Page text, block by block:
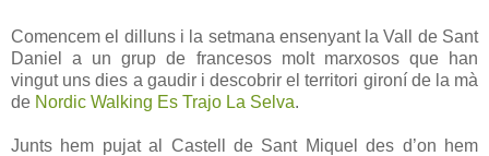
Comencem el dilluns i la setmana ensenyant la Vall de Sant
Daniel a un grup de francesos molt marxosos que han
vingut uns dies a gaudir i descobrir el territori gironí de la mà
de Nordic Walking Es Trajo La Selva.
Junts hem pujat al Castell de Sant Miquel des d’on hem